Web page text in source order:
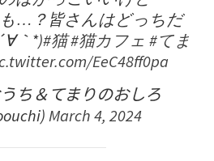
…？皆さんはどっちだ
｀*)#猫#猫カフェ #てま
EeC48ff0pa
ち＆てまりのおしろ
March 4, 2024